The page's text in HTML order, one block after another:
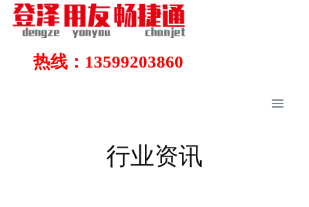
热线：13599203860
行业资讯